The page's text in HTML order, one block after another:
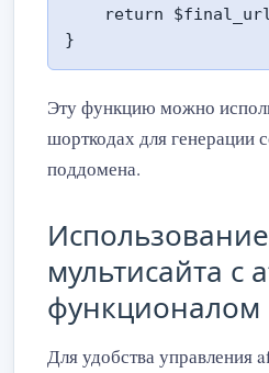
}
Эту функцию можно
шорткодах для генерации
поддомена.
мультисайта с
функционалом
Для удобства управления